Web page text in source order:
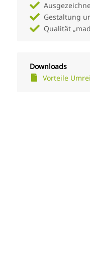
Gestaltung
Qualität
Downloads
Vorteile